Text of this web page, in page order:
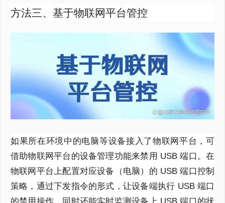
方法三、基于物联网平台管控
如果所在环境中的电脑等设备接入了物联网平台，可
借助物联网平台的设备管理功能来禁用 USB 端口。在
物联网平台上配置对应设备（电脑）的 USB 端口控制
策略，通过下发指令的形式，让设备端执行 USB 端口
的禁用操作，同时还能实时监测设备上 USB 端口的状